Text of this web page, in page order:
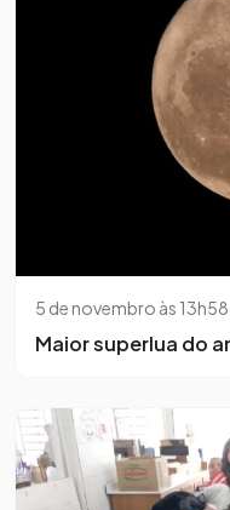
5 de novembro às 13h58
Maior superlua do